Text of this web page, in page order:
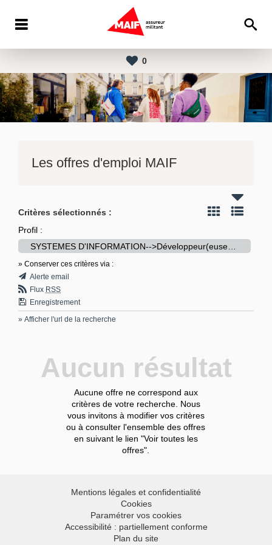
0
Les offres d'emploi MAIF
Critères sélectionnés :
Profil :
» Conserver ces critères via :
Alerte email
Flux RSS
Enregistrement
» Afficher l'url de la recherche
Aucun résultat
Aucune offre ne correspond aux
critères de votre recherche. Nous
vous invitons à modifier vos critères
ou à consulter l'ensemble des offres
en suivant le lien "Voir toutes les
offres".
Mentions légales et confidentialité
Cookies
Paramétrer vos cookies
Accessibilité : partiellement conforme
Plan du site